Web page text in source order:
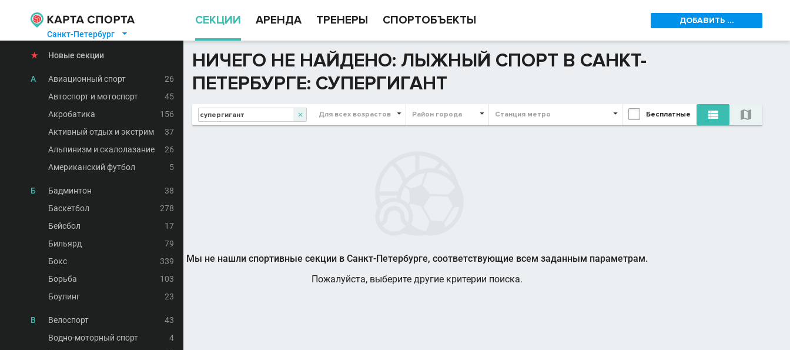
Санкт-Петербург 
СЕКЦИИ АРЕНДА ТРЕНЕРЫ СПОРТОБЪЕКТЫ ДОБАВИТЬ ...
★ Новые секции
А Авиационный спорт
26
Автоспорт и мотоспорт
45
Акробатика
156
Активный отдых и экстрим
37
Альпинизм и скалолазание
26
Американский футбол
5
Б Бадминтон
38
Баскетбол
278
Бейсбол
17
Бильярд
79
Бокс
339
Борьба
103
Боулинг
23
В Велоспорт
43
Водно-моторный спорт
4
НИЧЕГО НЕ НАЙДЕНО: ЛЫЖНЫЙ СПОРТ В САНКТ-
ПЕТЕРБУРГЕ: СУПЕРГИГАНТ
 Для всех возрастов Район города Станция метро Бесплатные  
Мы не нашли спортивные секции в Санкт-Петербурге, соответствующие всем заданным параметрам.
Пожалуйста, выберите другие критерии поиска.